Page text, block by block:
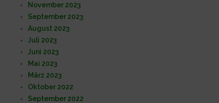
November 2023
September 2023
August 2023
Juli 2023
Juni 2023
Mai 2023
März 2023
Oktober 2022
September 2022